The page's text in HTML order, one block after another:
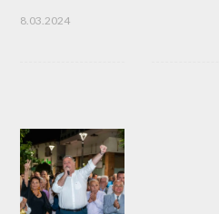
8.03.2024